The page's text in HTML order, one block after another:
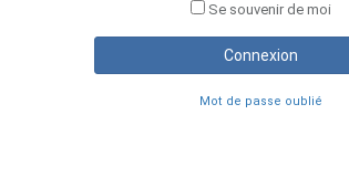
Se souvenir de moi
Connexion
Mot de passe oublié